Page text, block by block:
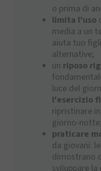
o prima di
limita l'uso
media a un
aiuta tuo
alternative;
un riposo
luce del
l'esercizio
ripristinare
giorno-notte;
praticare
da giovani:
dimostrano
sviluppare la